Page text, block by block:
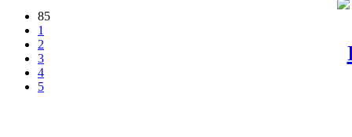
85
1
2
3
4
5